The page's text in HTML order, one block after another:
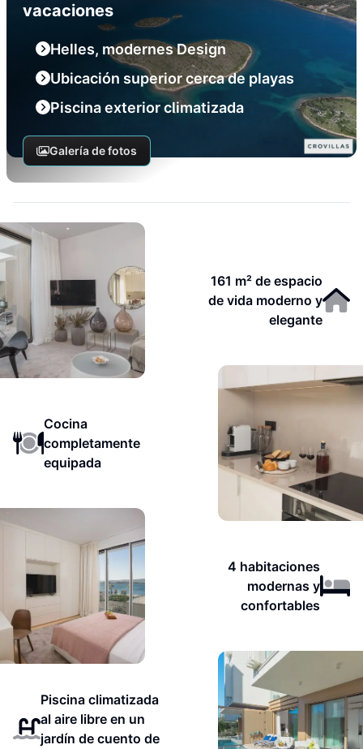
vacaciones
Helles, modernes Design
Ubicación superior cerca de playas
Piscina exterior climatizada
Galería de fotos
161 m² de espacio
de vida moderno y
elegante
Cocina
completamente
equipada
4 habitaciones
modernas y
confortables
Piscina climatizada
al aire libre en un
jardín de cuento de